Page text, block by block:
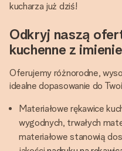
kucharza już dziś!
Odkryj naszą
kuchenne z
Oferujemy różnorodne,
idealne dopasowanie do
Materiałowe rękawice
wygodnych, trwałych
materiałowe stanowią